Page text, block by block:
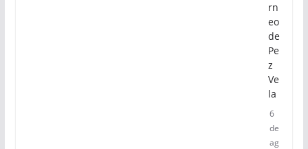
rn
eo
de
Pe
z
Ve
la
6
de
ag